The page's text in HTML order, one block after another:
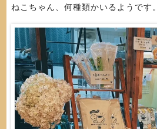
ねこちゃん、何種類かいるようです。